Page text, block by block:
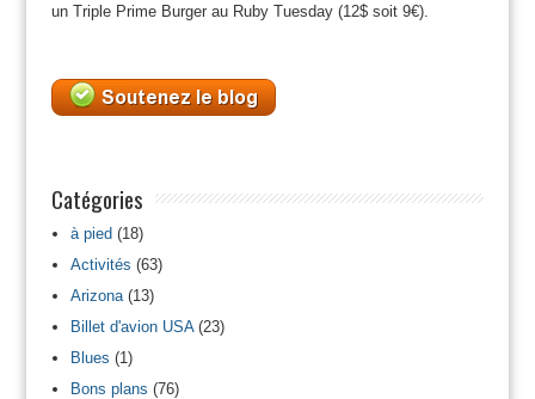
un Triple Prime Burger au Ruby Tuesday (12$ soit 9€).
Catégories
à pied(18)
Activités (63)
Arizona(13)
Billet d'avion USA(23)
Blues (1)
Bons plans (76)